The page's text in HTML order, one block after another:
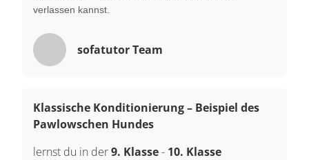
verlassen kannst.
sofatutor Team
Klassische Konditionierung – Beispiel des
Pawlowschen Hundes
lernst du in der9. Klasse- 10. Klasse